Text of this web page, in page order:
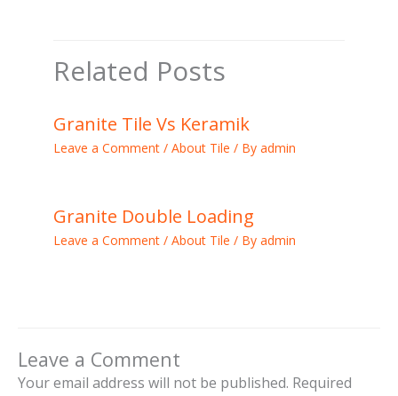
Related Posts
Granite Tile Vs Keramik
Leave a Comment / About Tile / By admin
Granite Double Loading
Leave a Comment / About Tile / By admin
Leave a Comment
Your email address will not be published. Required